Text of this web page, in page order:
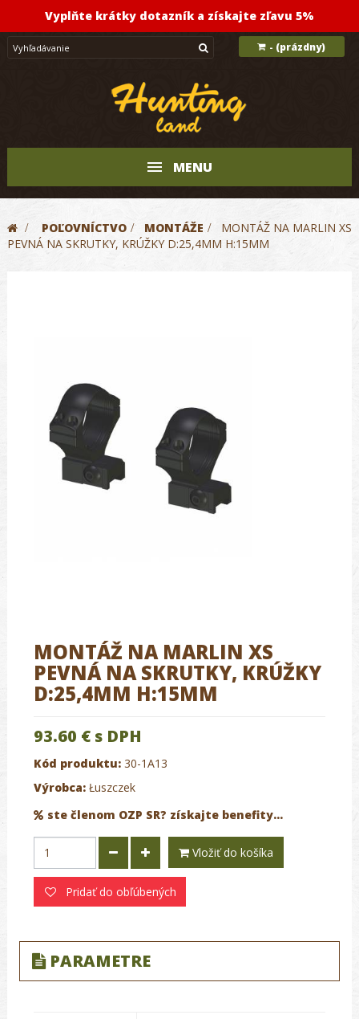
Vyplňte krátky dotazník a získajte zľavu 5%
- (prázdny)
MENU
> POĽOVNÍCTVO > MONTÁŽE >
MONTÁŽ NA MARLIN XS
PEVNÁ NA SKRUTKY, KRÚŽKY D:25,4MM H:15MM
MONTÁŽ NA MARLIN XS
PEVNÁ NA SKRUTKY, KRÚŽKY
D:25,4MM H:15MM
93.60 € s DPH
Kód produktu: 30-1A13
Výrobca: Łuszczek
ste členom OZP SR? získajte benefity...
Vložiť do košíka
Pridať do obľúbených
PARAMETRE